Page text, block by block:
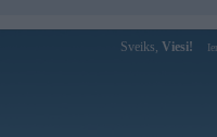
Sveiks, Viesi!